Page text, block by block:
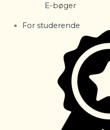
E-bøger
For studerende